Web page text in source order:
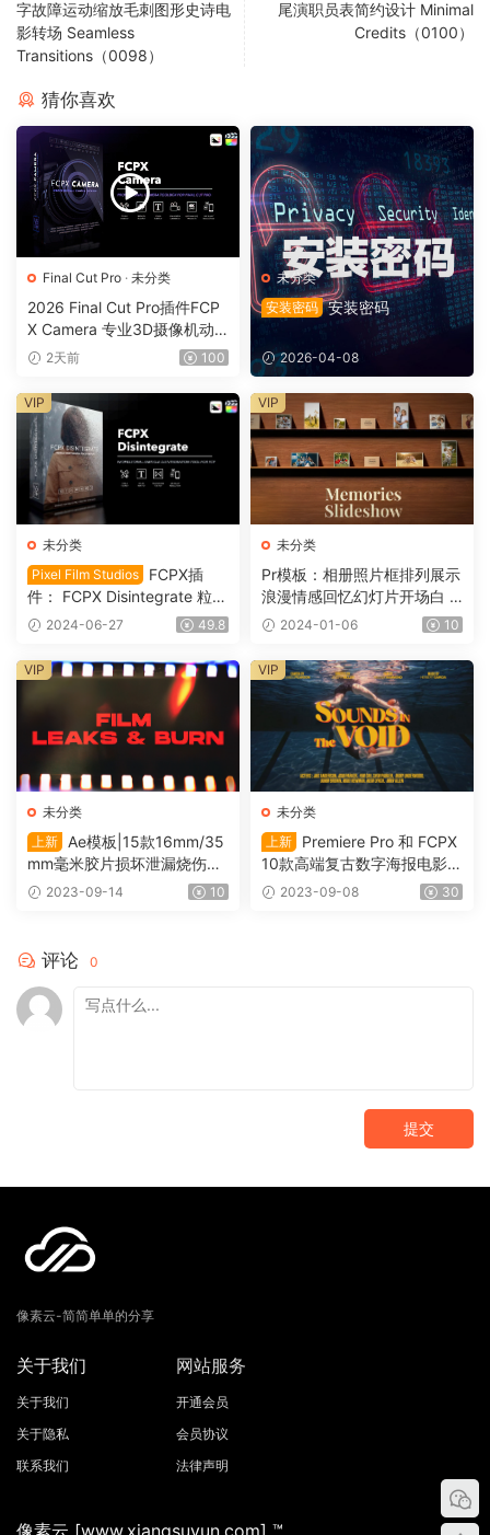
字故障运动缩放毛刺图形史诗电
影转场 Seamless
Transitions（0098）
尾演职员表简约设计 Minimal
Credits（0100）
猜你喜欢
Final Cut Pro · 未分类
2026 Final Cut Pro插件FCP
X Camera 专业3D摄像机动
态镜头运动0164
2天前 100
未分类
安装密码 安装密码
2026-04-08
未分类
Pixel Film Studios
FCPX插
件： FCPX Disintegrate 粒子
消散沙化分解颗粒插件 Final
2024-06-27 49.8
VIP
未分类
Pr模板：相册照片框排列展示
浪漫情感回忆幻灯片开场白 M
emories Slideshow 1096
2024-01-06 10
VIP
未分类
上新
Ae模板|15款16mm/35
mm毫米胶片损坏泄漏烧伤转
场过渡 Film Leak（0117）
2023-09-14 10
VIP
未分类
上新
Premiere Pro 和 FCPX
10款高端复古数字海报电影风
格动态标题 Cinematic Titles
2023-09-08 30
VIP
评论 0
提交
像素云-简简单单的分享
关于我们
关于我们
关于隐私
联系我们
网站服务
开通会员
会员协议
法律声明